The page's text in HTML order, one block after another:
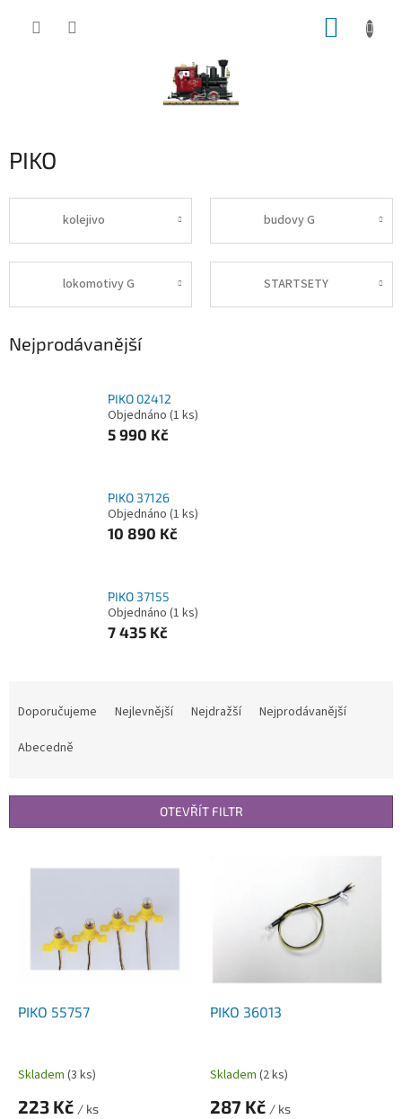
PIKO
kolejivo budovy G
lokomotivy G STARTSETY
Nejprodávanější
PIKO 02412
Objednáno (1 ks)
5 990 Kč
PIKO 37126
Objednáno (1 ks)
10 890 Kč
PIKO 37155
Objednáno (1 ks)
7 435 Kč
r
Doporučujeme Nejlevnější Nejdražší
Nejprodávanější
Abecedně
OTEVŘÍT FILTR
PIKO 55757
Skladem (3 ks)
223 Kč / ks
PIKO 36013
Skladem (2 ks)
287 Kč / ks